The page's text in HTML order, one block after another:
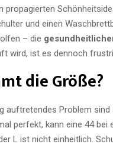
propagierten
und einen
– die
wird, ist es dennoch
die Größe?
auftretendes Problem
perfekt, kann eine 44 bei
L ist nicht einheitlich.